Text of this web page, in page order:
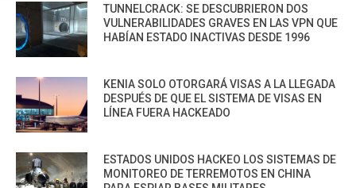
TUNNELCRACK: SE DESCUBRIERON DOS
VULNERABILIDADES GRAVES EN LAS VPN QUE
HABÍAN ESTADO INACTIVAS DESDE 1996
KENIA SOLO OTORGARÁ VISAS A LA LLEGADA
DESPUÉS DE QUE EL SISTEMA DE VISAS EN
LÍNEA FUERA HACKEADO
ESTADOS UNIDOS HACKEO LOS SISTEMAS DE
MONITOREO DE TERREMOTOS EN CHINA